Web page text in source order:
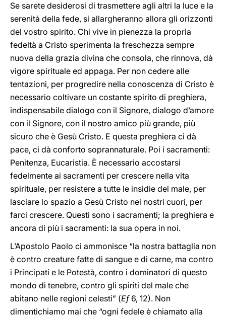
Se sarete desiderosi di trasmettere agli altri la luce e la
serenità della fede, si allargheranno allora gli orizzonti
del vostro spirito. Chi vive in pienezza la propria
fedeltà a Cristo sperimenta la freschezza sempre
nuova della grazia divina che consola, che rinnova, dà
vigore spirituale ed appaga. Per non cedere alle
tentazioni, per progredire nella conoscenza di Cristo è
necessario coltivare un costante spirito di preghiera,
indispensabile dialogo con il Signore, dialogo d’amore
con il Signore, con il nostro amico più grande, più
sicuro che è Gesù Cristo. E questa preghiera ci dà
pace, ci dà conforto soprannaturale. Poi i sacramenti:
Penitenza, Eucaristia. È necessario accostarsi
fedelmente ai sacramenti per crescere nella vita
spirituale, per resistere a tutte le insidie del male, per
lasciare lo spazio a Gesù Cristo nei nostri cuori, per
farci crescere. Questi sono i sacramenti; la preghiera e
ancora di più i sacramenti: la sua opera in noi.
L’Apostolo Paolo ci ammonisce “la nostra battaglia non
è contro creature fatte di sangue e di carne, ma contro
i Principati e le Potestà, contro i dominatori di questo
mondo di tenebre, contro gli spiriti del male che
abitano nelle regioni celesti” (Ef6, 12). Non
dimentichiamo mai che “ogni fedele è chiamato alla